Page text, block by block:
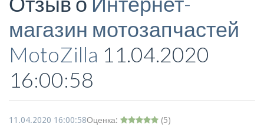
Недвижимость Работа Гос. учреждения
Личности Логистика Страхование
магазин мотозапчастей
MotoZilla 11.04.2020
16:00:58
11.04.2020 16:00:58Оценка: (5)